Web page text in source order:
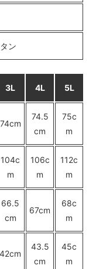
19__〉
中
11__〉
り
中
14__〉
15__〉
ン
3L 4L 5L
74cm
74.5
cm
75c
m
104c
m
106c
m
112c
m
66.5
cm
67cm
68c
m
42cm
43.5
cm
45c
m